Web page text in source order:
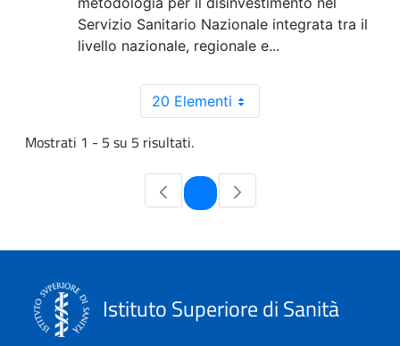
Servizio Sanitario Nazionale integrata tra il
livello nazionale, regionale e...
20 Elementi
Mostrati 1 - 5 su 5 risultati.
Pagina
Istituto Superiore di Sanità